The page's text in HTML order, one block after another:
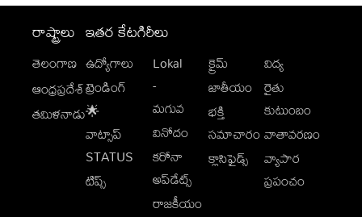
రాష్ట్రాలు
తెలంగాణ
ఆంధ్రప్రదేశ్
తమిళనాడు
ఇతర కేటగిరీలు
ఉద్యోగాలు
ట్రెండింగ్
🌟
వాట్సాప్
STATUS
టిప్స్
Lokal
-
మగువ
వినోదం
కరోనా
అప్‌డేట్స్
రాజకీయం
క్రైమ్
జాతీయం
భక్తి
సమాచారం
క్లాసిఫైడ్స్
విద్య
రైతు
కుటుంబం
వాతావరణం
వ్యాపార
ప్రపంచం